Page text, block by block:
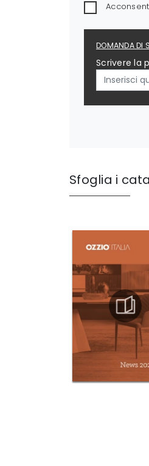
DOMANDA DI
Scrivere la
Sfoglia i